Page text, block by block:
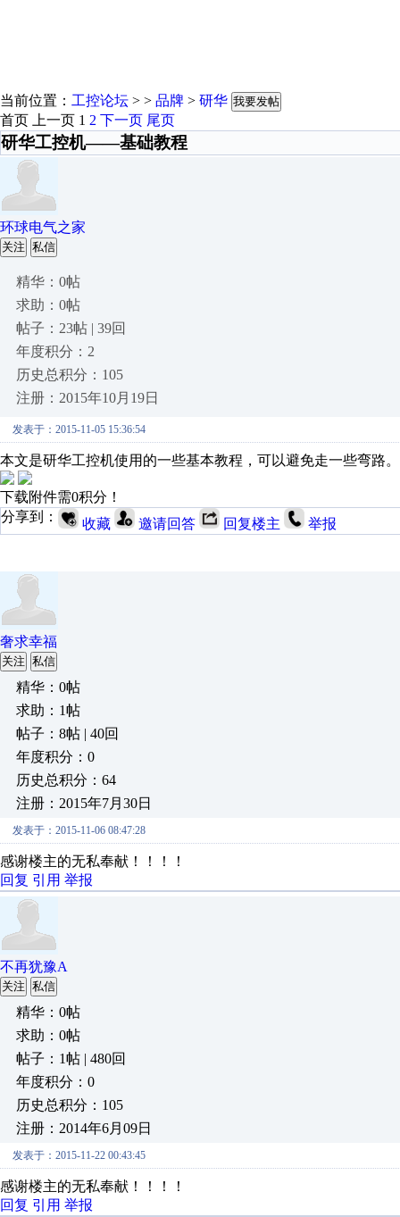
当前位置： 工控论坛 > > 品牌 > 研华 我要发帖
首页 上一页 1 2 下一页 尾页
研华工控机——基础教程
环球电气之家
关注 私信
精华：0帖
求助：0帖
帖子：23帖 | 39回
年度积分：2
历史总积分：105
注册：2015年10月19日
发表于：2015-11-05 15:36:54
本文是研华工控机使用的一些基本教程，可以避免走一些弯路
下载附件需0积分！
分享到：
收藏 邀请回答 回复楼主 举报
奢求幸福
关注 私信
精华：0帖
求助：1帖
帖子：8帖 | 40回
年度积分：0
历史总积分：64
注册：2015年7月30日
发表于：2015-11-06 08:47:28
感谢楼主的无私奉献！！！！
回复 引用 举报
不再犹豫A
关注 私信
精华：0帖
求助：0帖
帖子：1帖 | 480回
年度积分：0
历史总积分：105
注册：2014年6月09日
发表于：2015-11-22 00:43:45
感谢楼主的无私奉献！！！！
回复 引用 举报